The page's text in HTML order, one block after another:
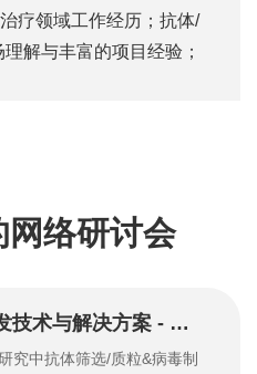
疗领域工作经历；抗体/
解与丰富的项目经验；
络研讨会
CAR-T疗法临床前研发技术与解决方案 - 金斯瑞
究中抗体筛选/质粒&病毒制